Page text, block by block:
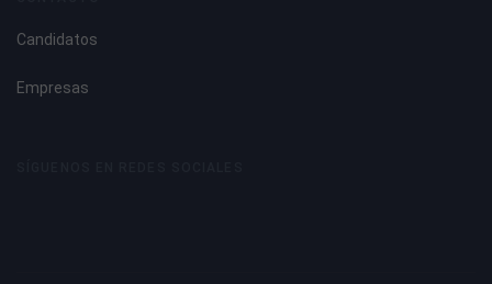
Candidatos
Empresas